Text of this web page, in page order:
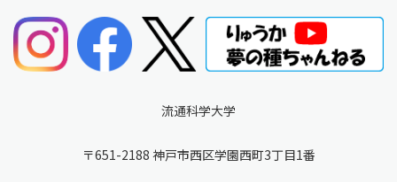
流通科学大学
〒651-2188 神戸市西区学園西町3丁目1番